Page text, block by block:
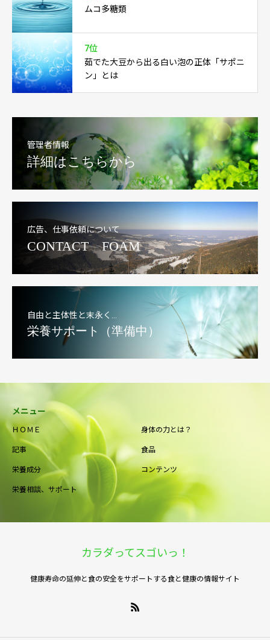
ムコ多糖類
7位
茹でた大豆から出る白い泡の正体「サポニ
ン」とは
管理者情報
詳細はこちらから
広告、仕事依頼について
CONTACT FOAM
自由と主体性と末永く…
栄養サポート（準備中）
メニュー
ＨＯＭＥ 身体の力とは？
記事 食品
栄養成分 コンテンツ
栄養相談、サポート
カラダってスゴいっ！
健康寿命の延伸と食の安全をサポートする食と健康の情報サイト